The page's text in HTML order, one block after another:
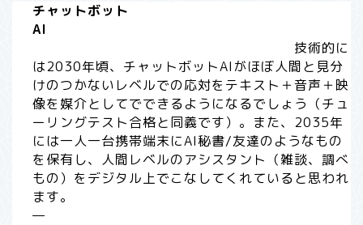
チャットボット
AI
技術的に
は2030年頃、チャットボットAIがほぼ人間と見分
けのつかないレベルでの応対をテキスト＋音声＋映
像を媒介としてでできるようになるでしょう（チュ
ーリングテスト合格と同義です）。また、2035年
には一人一台携帯端末にAI秘書/友達のようなもの
を保有し、人間レベルのアシスタント（雑談、調べ
もの）をデジタル上でこなしてくれていると思われ
ます。
—